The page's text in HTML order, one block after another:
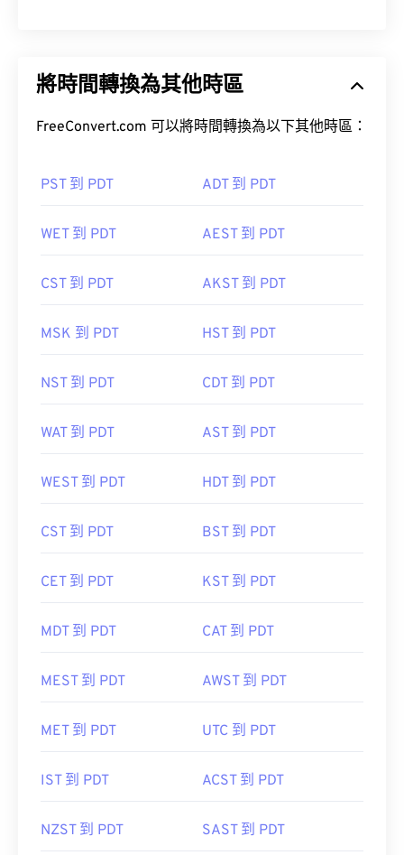
將時間轉換為其他時區
FreeConvert.com 可以將時間轉換為以下其他時區：
PST 到 PDT ADT 到 PDT
WET 到 PDT AEST 到 PDT
CST 到 PDT AKST 到 PDT
MSK 到 PDT HST 到 PDT
NST 到 PDT CDT 到 PDT
WAT 到 PDT AST 到 PDT
WEST 到 PDT HDT 到 PDT
CST 到 PDT BST 到 PDT
CET 到 PDT KST 到 PDT
MDT 到 PDT CAT 到 PDT
MEST 到 PDT AWST 到 PDT
MET 到 PDT UTC 到 PDT
IST 到 PDT ACST 到 PDT
NZST 到 PDT SAST 到 PDT